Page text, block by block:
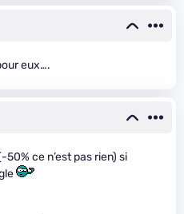
eux….
ce n’est pas rien) si